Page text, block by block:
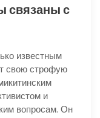
связаны с
известным
свою строфую
и
вопросам. Он